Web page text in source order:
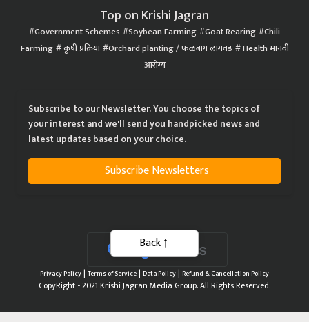
Top on Krishi Jagran
Government Schemes Soybean Farming Goat Rearing Chili
Farming कृषी प्रक्रिया Orchard planting / फळबाग लागवड Health मानवी
आरोग्य
Subscribe to our Newsletter. You choose the topics of
your interest and we'll send you handpicked news and
latest updates based on your choice.
Subscribe Newsletters
Privacy Policy| Terms of Service| Data Policy| Refund & Cancellation Policy
CopyRight - 2021 Krishi Jagran Media Group. All Rights Reserved.
Back